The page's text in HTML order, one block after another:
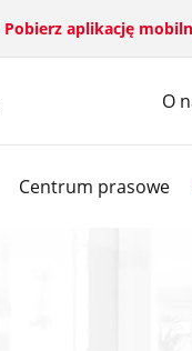
Pobierz aplikację
O
Centrum prasowe